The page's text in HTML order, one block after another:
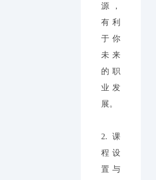
源，
有利
于你
未来
的职
业发
展。
2. 课
程设
置与